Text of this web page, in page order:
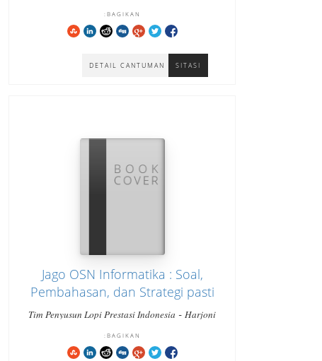
Sederajat
DETAIL CANTUMAN SITASI
BAGIKAN:
Jago OSN Informatika : Soal,
Pembahasan, dan Strategi pasti
bisa cara cepat paham dan
Sederajat
Tim Penyusun Lopi Prestasi Indonesia - Harjoni
BAGIKAN: